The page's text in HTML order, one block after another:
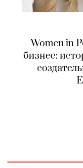
Women in
бизнес: